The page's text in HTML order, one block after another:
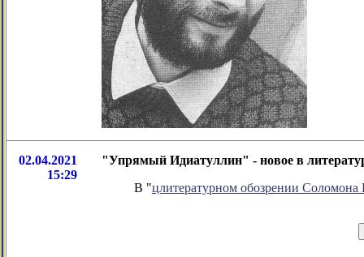
02.04.2021
15:29
"Упрямый Идиатуллин" - новое в
В "цлитературном обозрении